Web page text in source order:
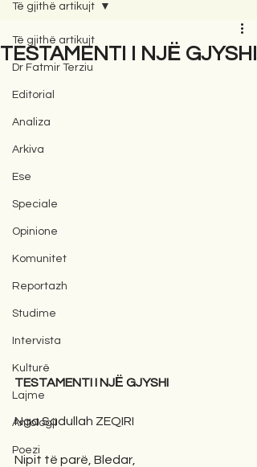
Të gjithë artikujt
Dr Fatmir Terziu
Editorial
Analiza
Arkiva
Ese
Speciale
Opinione
Komunitet
Reportazh
Studime
Intervista
Kulturë
Lajme
Antologji
Poezi
Të gjithë artikujt
TESTAMENTI I NJЁ GJYSHI
TESTAMENTI I NJЁ GJYSHI
Nga Sadullah ZEQIRI
Nipit të parë, Bledar,